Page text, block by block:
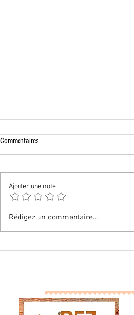
Mes balades matinales
Commentaires
Ajouter une note
Rédigez un commentaire...